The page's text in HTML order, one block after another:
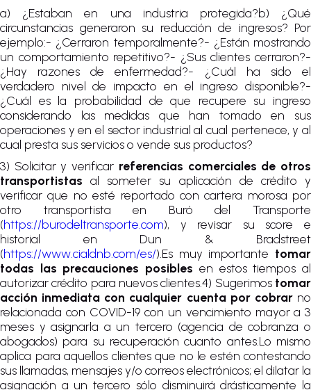
a) ¿Estaban en una industria protegida?b) ¿Qué
circunstancias generaron su reducción de ingresos? Por
ejemplo:- ¿Cerraron temporalmente?- ¿Están mostrando
un comportamiento repetitivo?- ¿Sus clientes cerraron?-
¿Hay razones de enfermedad?- ¿Cuál ha sido el
verdadero nivel de impacto en el ingreso disponible?-
¿Cuál es la probabilidad de que recupere su ingreso
considerando las medidas que han tomado en sus
operaciones y en el sector industrial al cual pertenece, y al
cual presta sus servicios o vende sus productos?
3) Solicitar y verificar referencias comerciales de otros
transportistas al someter su aplicación de crédito y
verificar que no esté reportado con cartera morosa por
otro transportista en Buró del Transporte
(https://burodeltransporte.com), y revisar su score e
historial en Dun & Bradstreet
(https://www.cialdnb.com/es/).Es muy importante tomar
todas las precauciones posibles en estos tiempos al
autorizar crédito para nuevos clientes.4) Sugerimos tomar
acción inmediata con cualquier cuenta por cobrarno
relacionada con COVID-19 con un vencimiento mayor a 3
meses y asignarla a un tercero (agencia de cobranza o
abogados) para su recuperación cuanto antes.Lo mismo
aplica para aquellos clientes que no le estén contestando
sus llamadas, mensajes y/o correos electrónicos; el dilatar la
asignación a un tercero sólo disminuirá drásticamente la